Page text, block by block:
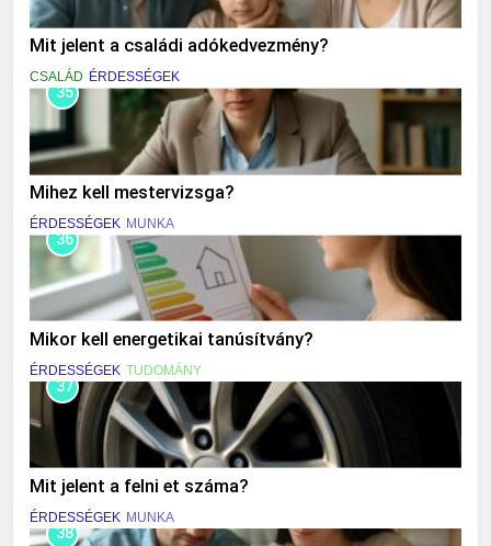
Mit jelent a családi adókedvezmény?
CSALÁD ÉRDESSÉGEK
35
Mihez kell mestervizsga?
ÉRDESSÉGEK MUNKA
36
Mikor kell energetikai tanúsítvány?
ÉRDESSÉGEK TUDOMÁNY
37
Mit jelent a felni et száma?
ÉRDESSÉGEK MUNKA
38